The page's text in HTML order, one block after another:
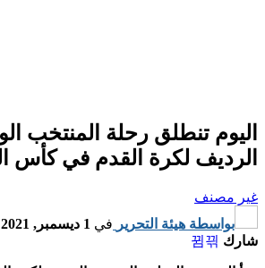
اليوم تنطلق رحلة المنتخب
الرديف لكرة القدم في كأس
غير مصنف
بواسطة هيئة التحرير في 1 ديسمبر, 2021
شارك